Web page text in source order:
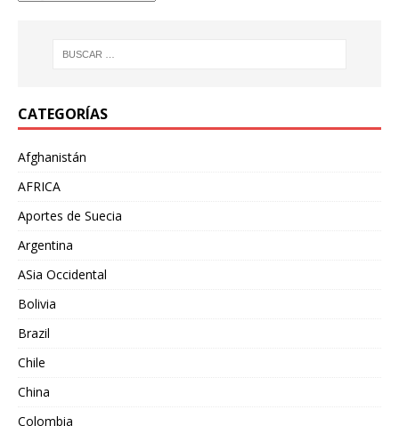
CATEGORÍAS
Afghanistán
AFRICA
Aportes de Suecia
Argentina
ASia Occidental
Bolivia
Brazil
Chile
China
Colombia